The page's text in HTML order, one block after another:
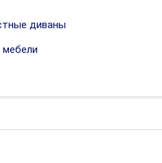
диваны